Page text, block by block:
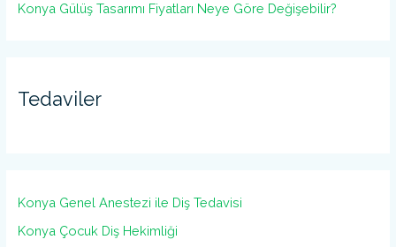
Konya Gülüş Tasarımı Fiyatları Neye Göre Değişebilir?
Tedaviler
Konya Genel Anestezi ile Diş Tedavisi
Konya Çocuk Diş Hekimliği